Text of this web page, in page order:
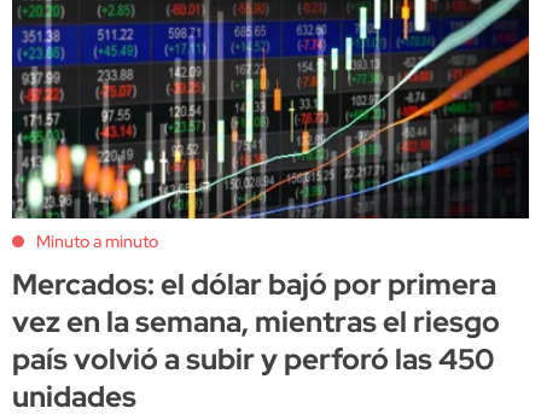
Minuto a minuto
Mercados: el dólar bajó por primera
vez en la semana, mientras el riesgo
país volvió a subir y perforó las 450
unidades